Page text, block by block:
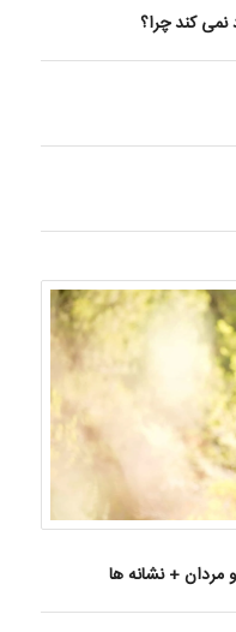
نمی کند چرا؟
مردان + نشانه ها